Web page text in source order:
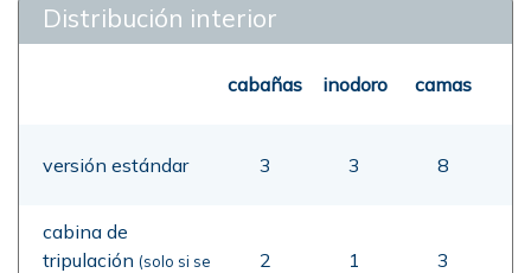
Distribución interior
cabañas inodoro camas
versión estándar 3 3 8
cabina de
tripulación (solo si se
2 1 3